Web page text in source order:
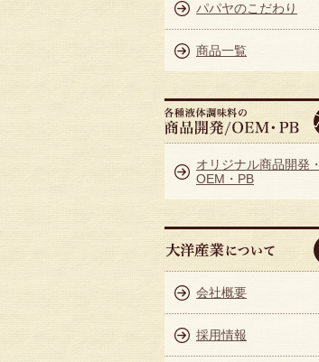
パパヤのこだわり
商品一覧
オリジナル商品開発・
OEM・PB
会社概要
採用情報